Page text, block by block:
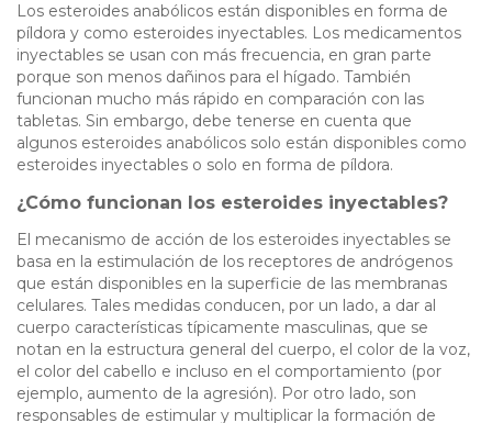
Los esteroides anabólicos están disponibles en forma de
píldora y como esteroides inyectables. Los medicamentos
inyectables se usan con más frecuencia, en gran parte
porque son menos dañinos para el hígado. También
funcionan mucho más rápido en comparación con las
tabletas. Sin embargo, debe tenerse en cuenta que
algunos esteroides anabólicos solo están disponibles como
esteroides inyectables o solo en forma de píldora.
¿Cómo funcionan los esteroides inyectables?
El mecanismo de acción de los esteroides inyectables se
basa en la estimulación de los receptores de andrógenos
que están disponibles en la superficie de las membranas
celulares. Tales medidas conducen, por un lado, a dar al
cuerpo características típicamente masculinas, que se
notan en la estructura general del cuerpo, el color de la voz,
el color del cabello e incluso en el comportamiento (por
ejemplo, aumento de la agresión). Por otro lado, son
responsables de estimular y multiplicar la formación de